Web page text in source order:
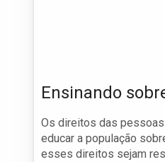
Ensinando
Os direitos das
educar a população
esses direitos sejam